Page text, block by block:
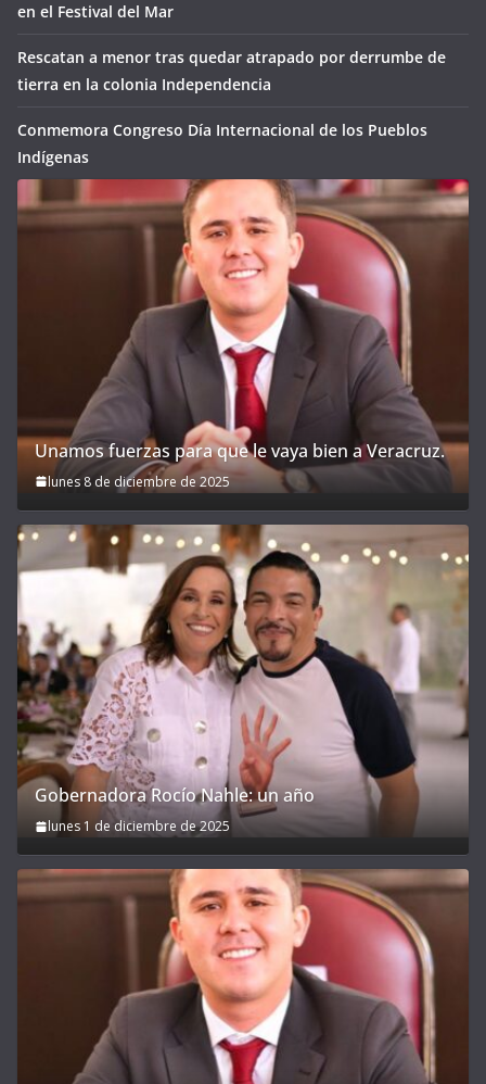
en el Festival del Mar
Rescatan a menor tras quedar atrapado por derrumbe de
tierra en la colonia Independencia
Conmemora Congreso Día Internacional de los Pueblos
Indígenas
Unamos fuerzas para que le vaya bien a Veracruz.
lunes 8 de diciembre de 2025
Gobernadora Rocío Nahle: un año
lunes 1 de diciembre de 2025